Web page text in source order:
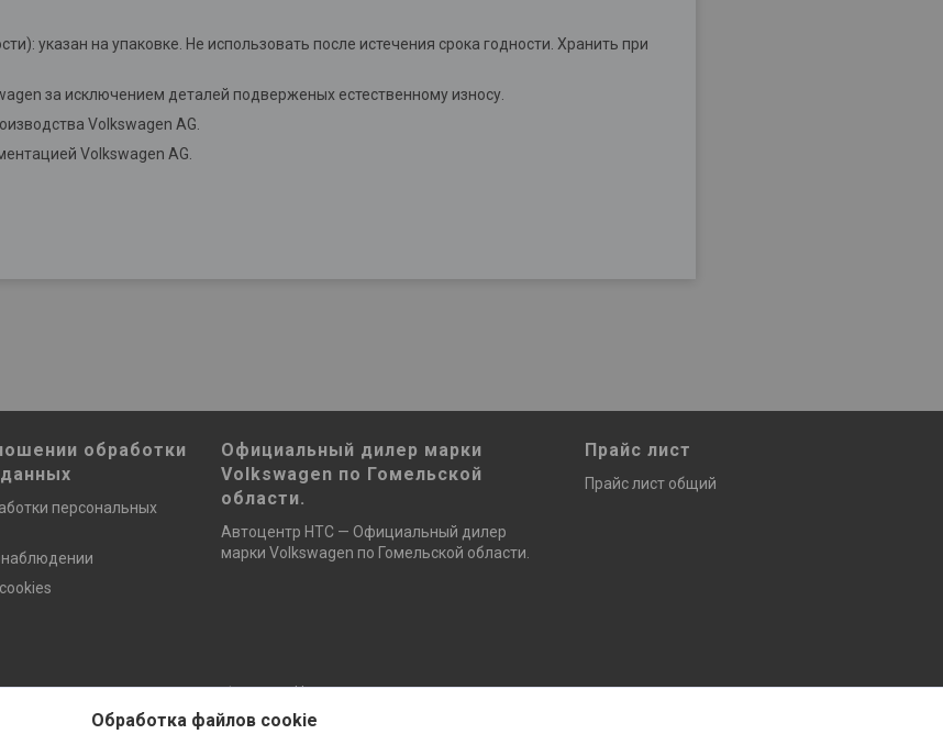
указан на упаковке. Не использовать после истечения срока годности. Хранить при
за исключением деталей подверженых естественному износу.
Volkswagen AG.
Volkswagen AG.
обработки
персональных
Официальный дилер марки
Volkswagen по Гомельской
области.
Автоцентр НТС — Официальный дилер
марки Volkswagen по Гомельской области.
Прайс лист
Прайс лист общий
Сайт создан на платформе Deal.by
Политика обработки файлов cookies
Обработка файлов cookie